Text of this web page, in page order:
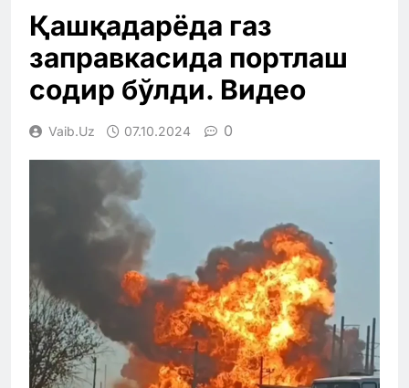
Қашқадарёда газ
заправкасида портлаш
содир бўлди. Видео
Vaib.uz 07.10.2024 0